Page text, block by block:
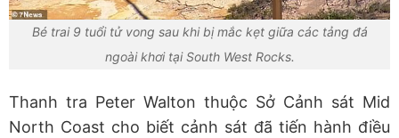
Bé trai 9 tuổi tử vong sau khi bị mắc kẹt giữa các tảng đá
ngoài khơi tại South West Rocks.
Thanh tra Peter Walton thuộc Sở Cảnh sát Mid
North Coast cho biết cảnh sát đã tiến hành điều